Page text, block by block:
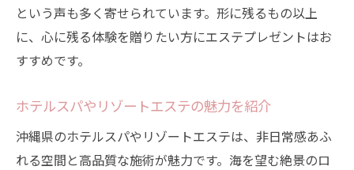
という声も多く寄せられています。形に残るもの以上
に、心に残る体験を贈りたい方にエステプレゼントはお
すすめです。
ホテルスパやリゾートエステの魅力を紹介
沖縄県のホテルスパやリゾートエステは、非日常感あふ
れる空間と高品質な施術が魅力です。海を望む絶景のロ